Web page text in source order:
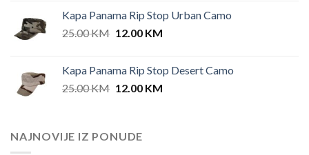
Kapa Panama Rip Stop Urban Camo
25.00KM Original
25.00 KM.
12.00 KMCurrent
12.00 KM.
Kapa Panama Rip Stop Desert Camo
25.00KM Original
25.00 KM.
12.00 KMCurrent
NAJNOVIJE IZ PONUDE